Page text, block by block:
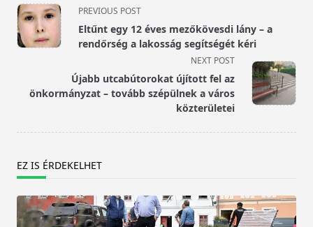
<span
class="nav-
subtitle
text">Page</span>
PREVIOUS POST
Eltűnt egy 12 éves mezőkövesdi lány – a
rendőrség a lakosság segítségét kéri
NEXT POST
Újabb utcabútorokat újított fel az
önkormányzat – tovább szépülnek a város
közterületei
EZ IS ÉRDEKELHET